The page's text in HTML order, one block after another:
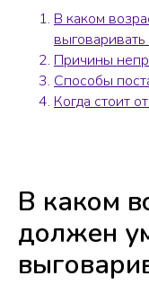
В каком
выговаривать
Причины
Способы
Когда стоит
В каком
должен